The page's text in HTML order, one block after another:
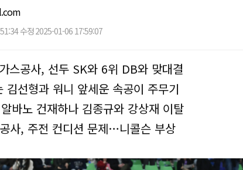
수정 2025-01-06 17:59:07
스공사, 선두 SK와 6위 DB와 맞대결
김선형과 워니 앞세운 속공이 주무기
바노 건재하나 김종규와 강상재 이탈
사, 주전 컨디션 문제…니콜슨 부상